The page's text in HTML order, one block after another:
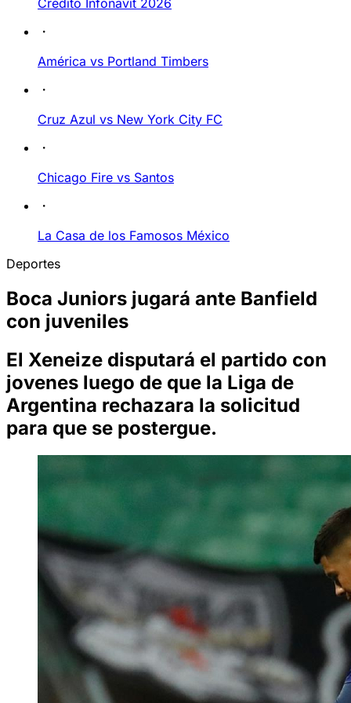
Crédito Infonavit 2026
América vs Portland Timbers
Cruz Azul vs New York City FC
Chicago Fire vs Santos
La Casa de los Famosos México
Deportes
Boca Juniors jugará ante Banfield
con juveniles
El Xeneize disputará el partido con
jovenes luego de que la Liga de
Argentina rechazara la solicitud
para que se postergue.